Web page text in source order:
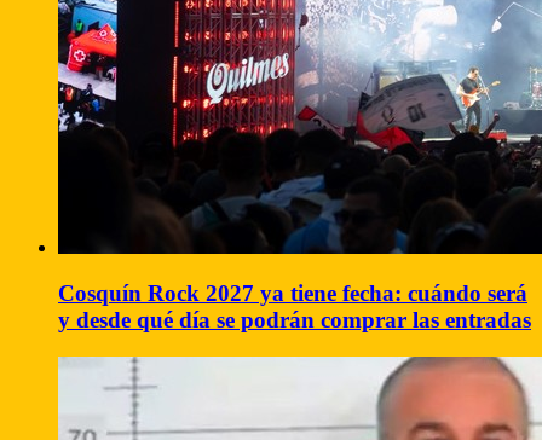
Cosquín Rock 2027 ya tiene fecha: cuándo será
y desde qué día se podrán comprar las entradas